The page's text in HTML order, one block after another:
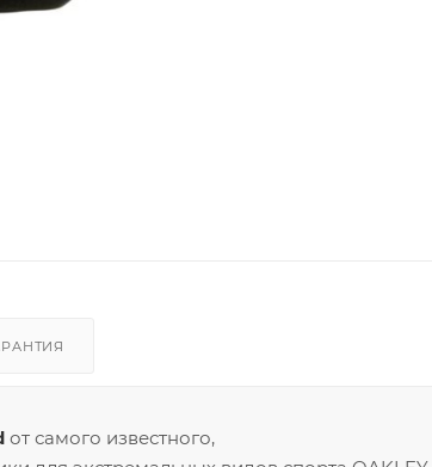
от самого известного,